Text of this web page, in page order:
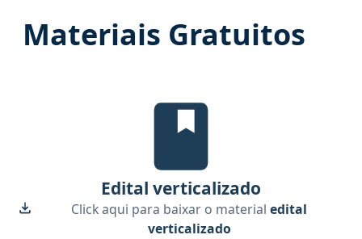
Materiais Gratuitos
Edital Verticalizado, material
Edital verticalizado
Click aqui para baixar o materialedital
verticalizado